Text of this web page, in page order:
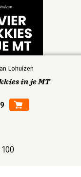
Lohuizen
in je MT